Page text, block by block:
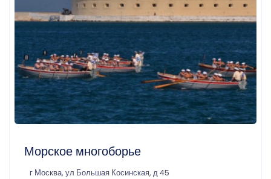
Морское многоборье
г Москва, ул Большая Косинская, д 45